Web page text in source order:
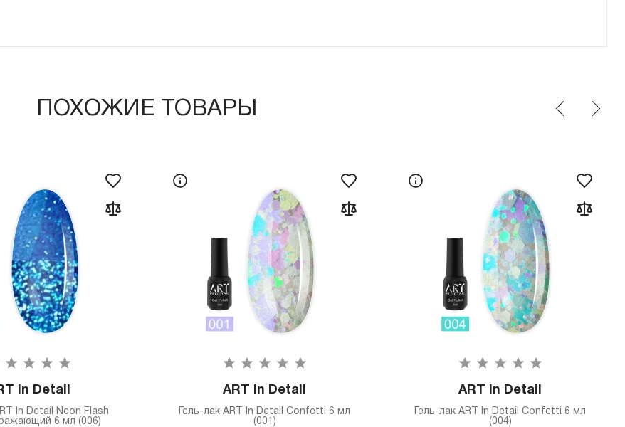
ПОХОЖИЕ ТОВАРЫ
In Detail
In Detail Neon Flash
6 мл (006)
ART In Detail
Гель-лак ART In Detail Confetti 6 мл
(001)
ART In Detail
Гель-лак ART In Detail Confetti 6 мл
(004)